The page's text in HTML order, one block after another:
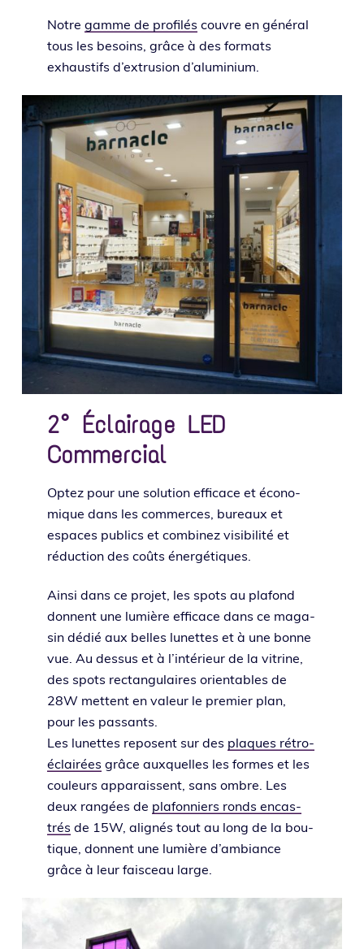
Notregamme de pro­fi­lés couvre en géné­ral
tous les besoins, grâce à des for­mats
exhaus­tifs d’ex­tru­sion d’aluminium.
2° Éclairage LED
Commercial
Optez pour une solu­tion effi­cace et éco­no­
mique dans les com­merces, bureaux et
espaces publics et com­bi­nez visi­bi­li­té et
réduc­tion des coûts énergétiques.
Ainsi dans ce pro­jet, les spots au pla­fond
donnent une lumière effi­cace dans ce maga­
sin dédié aux belles lunettes et à une bonne
vue. Au des­sus et à l’in­té­rieur de la vitrine,
des spots rec­tan­gu­laires orien­tables de
28W mettent en valeur le pre­mier plan,
pour les pas­sants.
Les lunettes reposent sur des plaques rétro-
éclai­rées grâce aux­quelles les formes et les
cou­leurs appa­raissent, sans ombre. Les
deux ran­gées de pla­fon­niers ronds encas­
trés de 15W, ali­gnés tout au long de la bou­
tique, donnent une lumière d’am­biance
grâce à leur fais­ceau large.